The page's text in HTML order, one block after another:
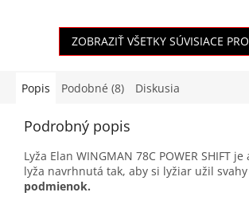
ZOBRAZIŤ VŠETKY SÚVISIACE
Popis Podobné (8) Diskusia
Podrobný popis
Lyža Elan WINGMAN 78C POWER SHIFT
lyža navrhnutá tak, aby si lyžiar užil svahy
podmienok.